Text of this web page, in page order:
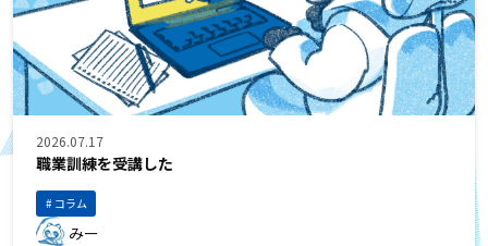
2026.07.17
職業訓練を受講した
コラム
みー